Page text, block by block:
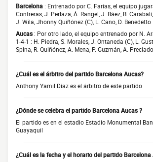
Barcelona : Entrenado por C. Farías, el equipo
Contreras, J. Perlaza, Á. Rangel, J. Báez, B.
J. Wila, Jhonny Quiñónez (C), L. Cano, D. Benedetto
Aucas: Por otro lado, el equipo entrenado por N.
1-4-1 : H. Piedra, S. Morales, J. Ontaneda (C), L.
Spina, R. Quiñónez, A. Mena, P. Guzmán, A.
¿Cuál es el árbitro del partido Barcelona Aucas?
Anthony Yamil Díaz es el árbitro de este partido
¿Dónde se celebra el partido Barcelona Aucas ?
El partido es en el estadio Estadio Monumental
Guayaquil
¿Cuál es la fecha y el horario del partido Barcelona